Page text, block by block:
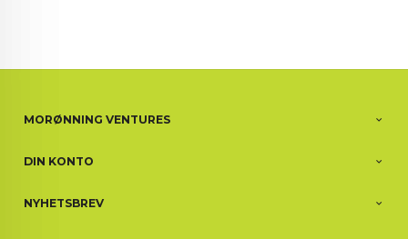
MORØNNING VENTURES
DIN KONTO
NYHETSBREV